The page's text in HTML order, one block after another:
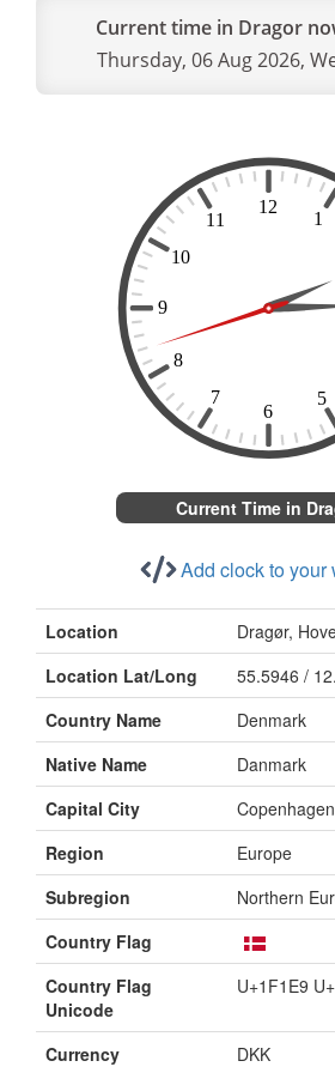
Current time in Dragor
Thursday, 06 Aug 2026,
Current Time in
Add clock to your
Location
Dragør,
Location Lat/Long
55.5946 /
Country Name
Denmark
Native Name
Danmark
Capital City
Copenhagen
Region
Europe
Subregion
Northern
Country Flag
Country Flag
Unicode
U+1F1E9
Currency DKK